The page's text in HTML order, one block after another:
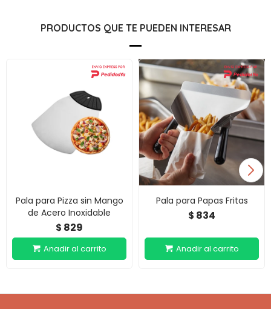
PRODUCTOS QUE TE PUEDEN INTERESAR
Pala para Pizza sin Mango
de Acero Inoxidable
$ 829
Pala para Papas Fritas
$ 834